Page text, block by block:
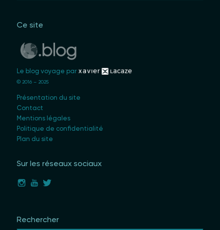
Ce site
Le blog voyage par
© 2016 – 2025
Présentation du site
Contact
Mentions légales
Politique de confidentialité
Plan du site
Sur les réseaux sociaux
Rechercher